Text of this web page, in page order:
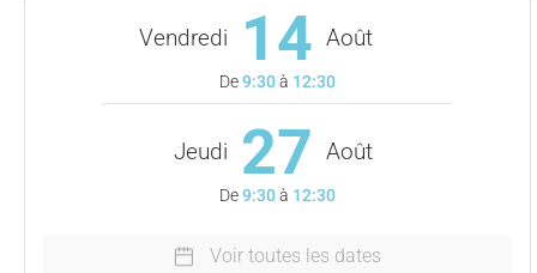
Vendredi 14 Août
De9:30à 12:30
Jeudi 27 Août
De9:30à 12:30
Voir toutes les dates